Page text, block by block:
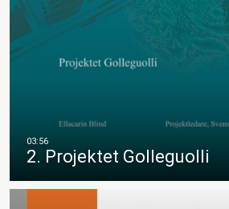
2. Projektet Golleguolli